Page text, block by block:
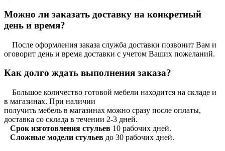
Можно ли заказать доставку на конкретный
день и время?
После оформления заказа служба доставки позвонит Вам и
оговорит день и время доставки с учетом Ваших пожеланий.
Как долго ждать выполнения заказа?
Большое количество готовой мебели находится на складе и
в магазинах. При наличии
получить мебель в магазинах можно сразу после оплаты,
доставка со склада в течении 2-3 дней.
Срок изготовления стульев 10 рабочих дней.
Сложные модели стульев до 30 рабочих дней.